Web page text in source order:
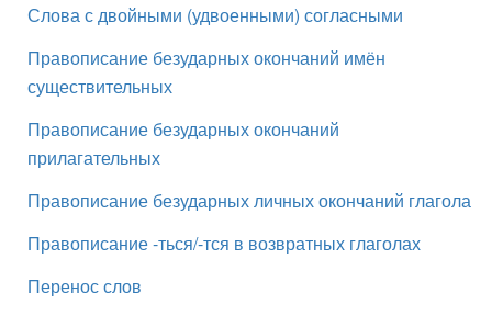
Слова с двойными (удвоенными) согласными
Правописание безударных окончаний имён
существительных
Правописание безударных окончаний
прилагательных
Правописание безударных личных окончаний глагола
Правописание -ться/-тся в возвратных глаголах
Перенос слов